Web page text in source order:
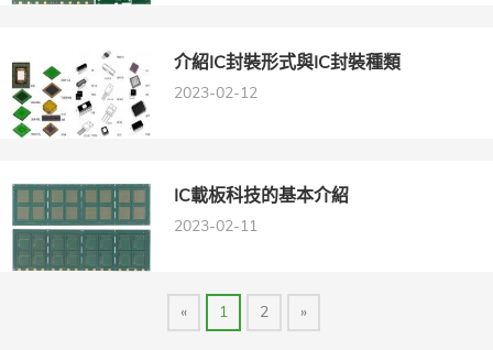
介紹​IC封裝形式與IC封裝種類
2023-02-12
IC載板科技的基本介紹
2023-02-11
« 1 2 »